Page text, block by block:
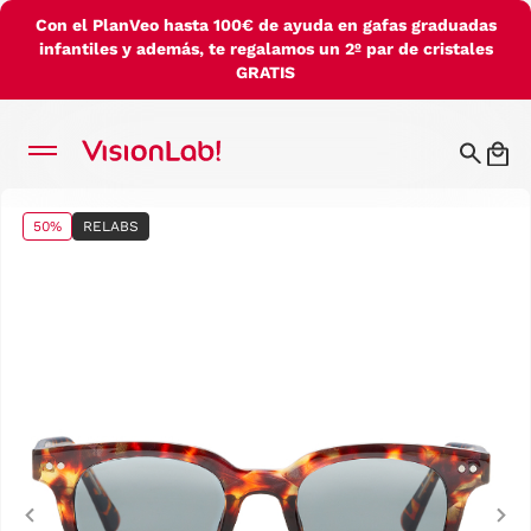
Con el PlanVeo hasta 100€ de ayuda en gafas graduadas
infantiles y además, te regalamos un 2º par de cristales
GRATIS
50% RELABS
Previous